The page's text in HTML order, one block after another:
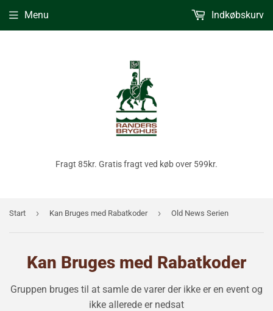
Fragt 85kr. Gratis fragt ved køb over 599kr.
Menu Indkøbskurv
Start › Kan Bruges med Rabatkoder › Old News Serien
Kan Bruges med Rabatkoder
Gruppen bruges til at samle de varer der ikke er en event og
ikke allerede er nedsat